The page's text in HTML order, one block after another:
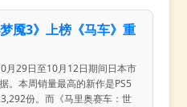
魇3》上榜《马车》重
月29日至10月12日期间日本市
。本周销量最高的新作是PS5
份。而《马里奥赛车：世